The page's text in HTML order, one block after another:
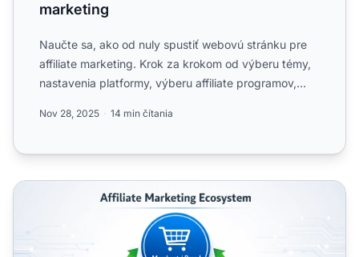
marketing
Naučte sa, ako od nuly spustiť webovú stránku pre
affiliate marketing. Krok za krokom od výberu témy,
nastavenia platformy, výberu affiliate programov,
Nov 28, 2025 14 min čítania
Ako začať s affiliate marketingovým webom: Kompletný